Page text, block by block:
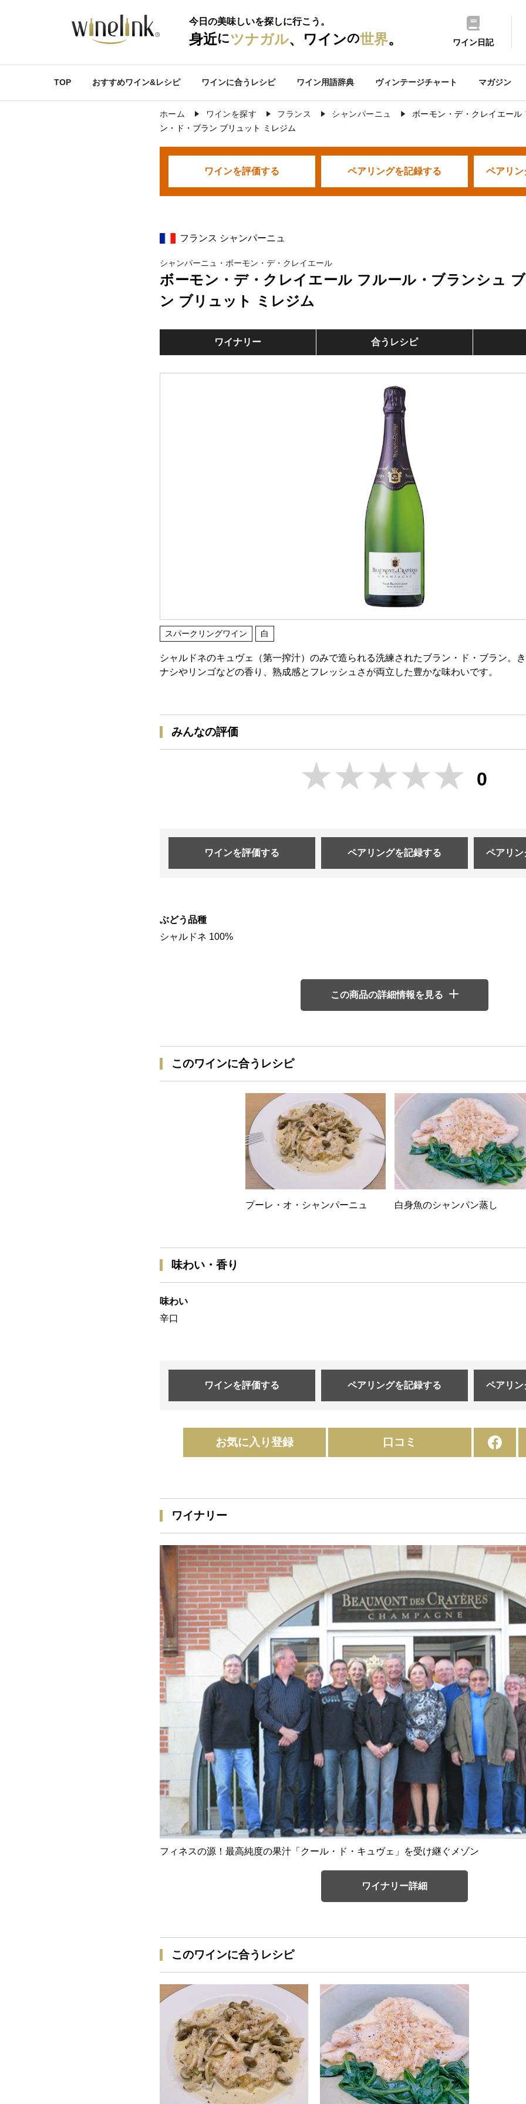
今日の美味しいを探しに行こう。
身近にツナガル、ワインの世界。 ワイン日記
TOP おすすめワイン&レシピ ワインに合うレシピ ワイン用語辞典 ヴィンテージチャート マガジン
ホーム ワインを探す フランス シャンパーニュ
ボーモン・デ・クレイエー
ン・ド・ブラン ブリュット ミレジム
ワインを評価する ペアリングを記録する ペアリン
フランス シャンパーニュ
シャンパーニュ・ボーモン・デ・クレイエール
ボーモン・デ・クレイエール フルール・ブランシュ
ン ブリュット ミレジム
ワイナリー 合うレシピ
スパークリングワイン 白
シャルドネのキュヴェ（第一搾汁）のみで造られる洗練されたブラン・ド・ブラン。
ナシやリンゴなどの香り、熟成感とフレッシュさが両立した豊かな味わいです。
みんなの評価
0
ワインを評価する ペアリングを記録する ペアリン
ぶどう品種
シャルドネ 100%
この商品の詳細情報を見る
このワインに合うレシピ
プーレ・オ・シャンパーニュ 白身魚のシャンパン蒸し
味わい・香り
味わい
辛口
ワインを評価する ペアリングを記録する ペアリン
お気に入り登録 口コミ
ワイナリー
フィネスの源！最高純度の果汁「クール・ド・キュヴェ」を受け継ぐメゾン
ワイナリー詳細
このワインに合うレシピ